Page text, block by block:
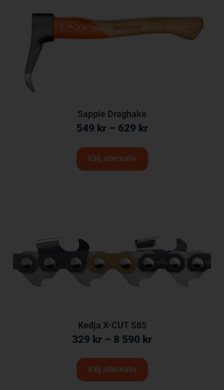
Sappie Draghake
549 kr – 629 kr
Välj alternativ
Kedja X-CUT S85
329 kr – 8 590 kr
Välj alternativ